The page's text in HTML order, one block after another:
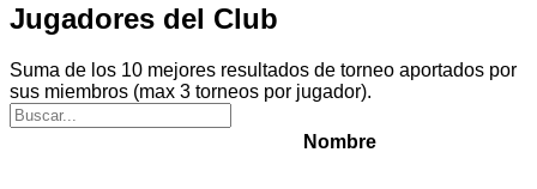
Jugadores del Club
Suma de los 10 mejores resultados de torneo aportados por
sus miembros (max 3 torneos por jugador).
Nombre